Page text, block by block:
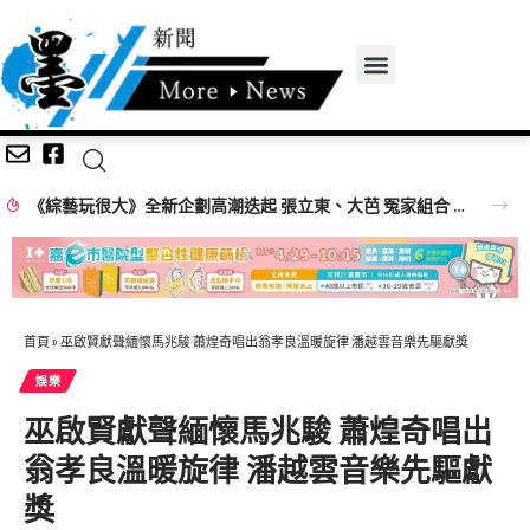
《綜藝玩很大》全新企劃高潮迭起 張立東、大芭 冤家組合 再創收視火花
首頁 » 巫啟賢獻聲緬懷馬兆駿 蕭煌奇唱出翁孝良溫暖旋律 潘越雲音樂先驅獻獎
娛樂
巫啟賢獻聲緬懷馬兆駿 蕭煌奇唱出
翁孝良溫暖旋律 潘越雲音樂先驅獻
獎